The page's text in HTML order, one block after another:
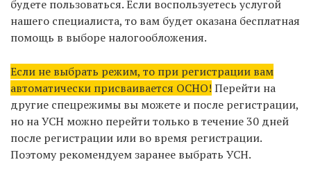
уведомление о добавлении новых ОКВЭД.
Не выбирайте ВСЕ коды, чтобы «не
деятельность подлежит обязательному
лицензированию и должна соответствовать
требованиям закона. Чтобы не столкнуться с
непредвиденными проблемами, не
рекомендуем проставлять те коды,
деятельностью по которым вы 100% ни при
будете пользоваться. Если воспользуетесь услугой
нашего специалиста, то вам будет оказана бесплатная
помощь в выборе налогообложения.
Если не выбрать режим, то при регистрации вам
автоматически присваивается ОСНО! Перейти на
другие спецрежимы вы можете и после регистрации,
но на УСН можно перейти только в течение 30 дней
после регистрации или во время регистрации.
Поэтому рекомендуем заранее выбрать УСН.